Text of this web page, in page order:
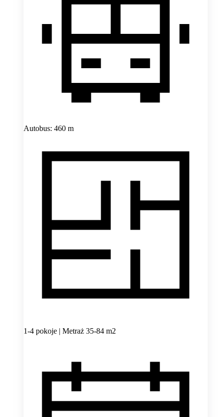
Autobus: 460 m
1-4 pokoje | Metraż 35-84 m2